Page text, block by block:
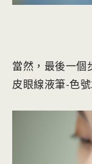
當然，最後一個
皮眼線液筆-色